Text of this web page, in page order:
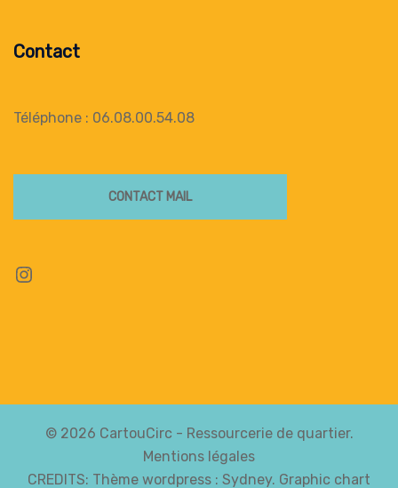
Contact
Téléphone : 06.08.00.54.08
CONTACT MAIL
Instagram
© 2026 CartouCirc - Ressourcerie de quartier.
Mentions légales
CREDITS: Thème wordpress : Sydney. Graphic chart